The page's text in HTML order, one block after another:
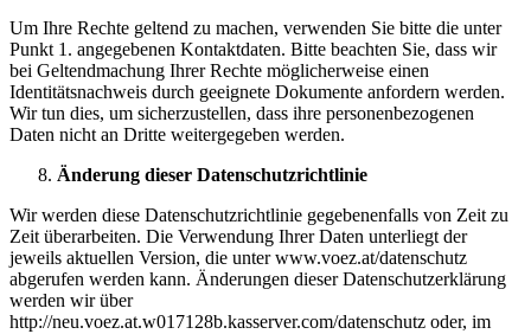
Um Ihre Rechte geltend zu machen, verwenden Sie bitte die unter
Punkt 1. angegebenen Kontaktdaten. Bitte beachten Sie, dass wir
bei Geltendmachung Ihrer Rechte möglicherweise einen
Identitätsnachweis durch geeignete Dokumente anfordern werden.
Wir tun dies, um sicherzustellen, dass ihre personenbezogenen
Daten nicht an Dritte weitergegeben werden.
Änderung dieser Datenschutzrichtlinie
Wir werden diese Datenschutzrichtlinie gegebenenfalls von Zeit zu
Zeit überarbeiten. Die Verwendung Ihrer Daten unterliegt der
jeweils aktuellen Version, die unter www.voez.at/datenschutz
abgerufen werden kann. Änderungen dieser Datenschutzerklärung
werden wir über
http://neu.voez.at.w017128b.kasserver.com/datenschutz oder, im